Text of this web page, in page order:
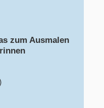
zum Ausmalen